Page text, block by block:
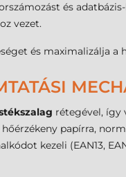
és
vezet.
és maximalizálja a
rétegével, így
hőérzékeny papírra,
kezeli (EAN13,